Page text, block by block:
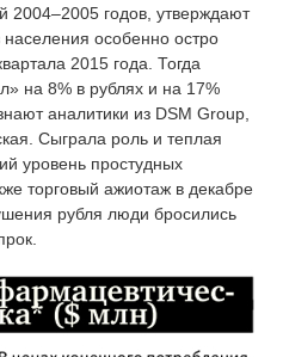
2004–2005 годов, утверждают
особенно остро
2015 года. Тогда
на 8% в рублях и на 17%
аналитики из DSM Group,
Сыграла роль и теплая
уровень простудных
торговый ажиотаж в декабре
рубля люди бросились